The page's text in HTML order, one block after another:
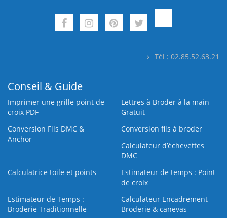
Tél : 02.85.52.63.21
Conseil & Guide
Imprimer une grille point de
croix PDF
Lettres à Broder à la main
Gratuit
Conversion Fils DMC &
Anchor
Conversion fils à broder
Calculateur d’échevettes
DMC
Calculatrice toile et points
Estimateur de temps : Point
de croix
Estimateur de Temps :
Broderie Traditionnelle
Calculateur Encadrement
Broderie & canevas